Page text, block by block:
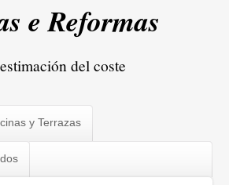
e Reformas
del coste
y Terrazas